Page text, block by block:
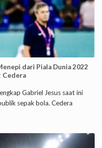
dari Piala Dunia 2022
Cedera
Gabriel Jesus saat ini
sepak bola. Cedera